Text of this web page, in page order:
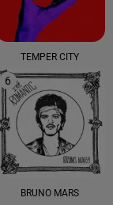
TEMPER CITY
6
BRUNO MARS